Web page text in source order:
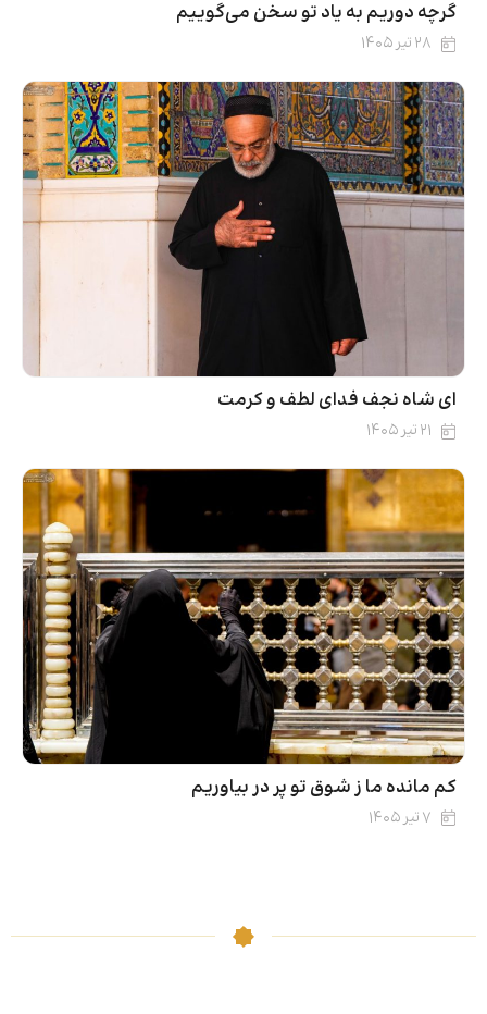
گرچه دوریم به یاد تو سخن می‌گوییم
۲۸ تیر ۱۴۰۵
ای شاه نجف فدای لطف و کرمت
۲۱ تیر ۱۴۰۵
کم مانده ما ز شوق تو پر در بیاوریم
۷ تیر ۱۴۰۵